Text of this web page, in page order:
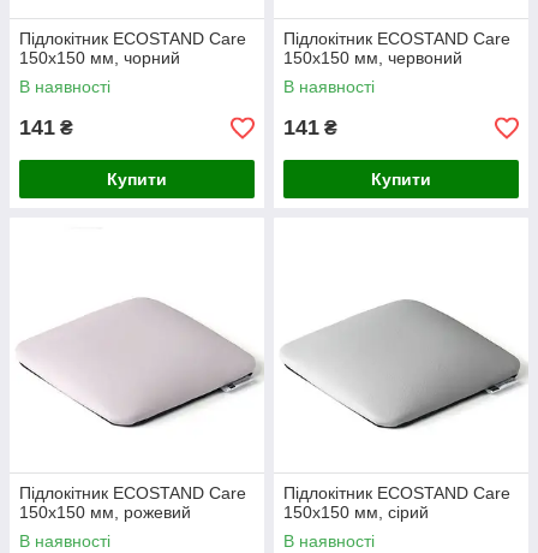
Підлокітник ECOSTAND Care
150х150 мм, чорний
В наявності
141 ₴
Купити
Підлокітник ECOSTAND Care
150х150 мм, червоний
В наявності
141 ₴
Купити
Підлокітник ECOSTAND Care
150х150 мм, рожевий
В наявності
Підлокітник ECOSTAND Care
150х150 мм, сірий
В наявності